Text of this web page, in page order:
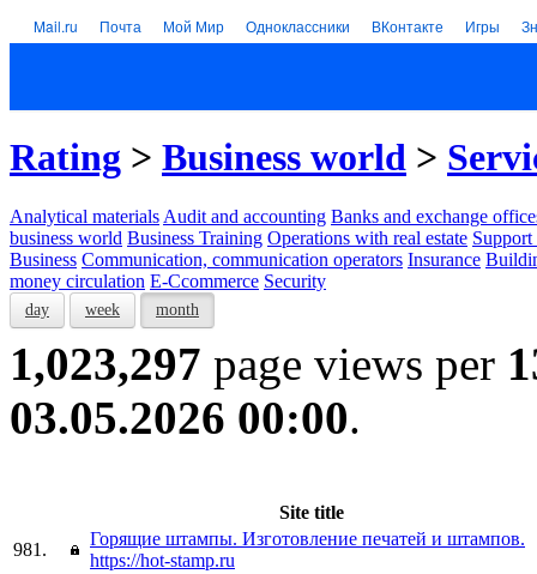
Mail.ru Почта Мой Мир Одноклассники ВКонтакте Игры
Rating > Business world >
Analytical materials Audit and accounting Banks and exchange
business world Business Training Operations with real estate Support
Business Communication, communication operators Insurance
money circulation E-Ccommerce Security
day week month
1,023,297 page views per
03.05.2026 00:00.
Site title
981.
Горящие штампы. Изготовление печатей и штампов.
https://hot-stamp.ru